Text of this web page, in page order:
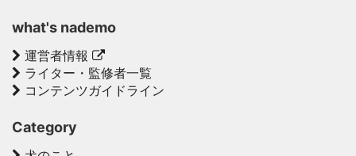
what's nademo
運営者情報
ライター・監修者一覧
コンテンツガイドライン
Category